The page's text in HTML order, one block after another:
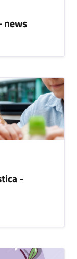
news
-